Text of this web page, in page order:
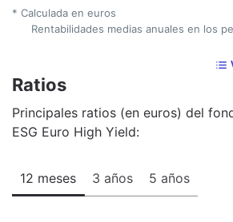
* Calculada en euros
Rentabilidades medias anuales en los
Ratios
Principales ratios (en euros) del
ESG Euro High Yield:
12 meses 3 años 5 años